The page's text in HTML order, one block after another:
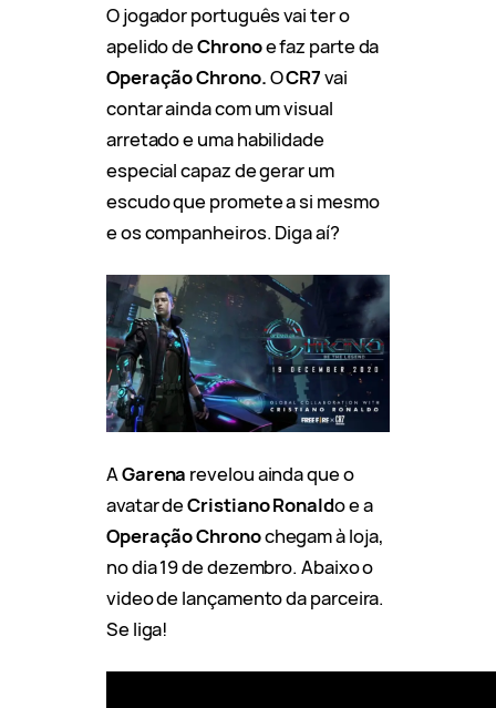
O jogador português vai ter o
apelido deChronoe faz parte da
Operação Chrono.OCR7vai
contar ainda com um visual
arretado e uma habilidade
especial capaz de gerar um
escudo que promete a si mesmo
e os companheiros. Diga aí?
AGarena revelou ainda que o
avatar deCristiano Ronaldo e a
Operação Chronochegam à loja,
no dia 19 de dezembro. Abaixo o
video de lançamento da parceira.
Se liga!